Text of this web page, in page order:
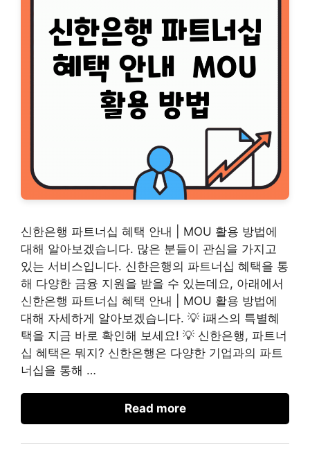
신한은행 파트너십 혜택 안내 | MOU 활용 방법에
대해 알아보겠습니다. 많은 분들이 관심을 가지고
있는 서비스입니다. 신한은행의 파트너십 혜택을 통
해 다양한 금융 지원을 받을 수 있는데요, 아래에서
신한은행 파트너십 혜택 안내 | MOU 활용 방법에
대해 자세하게 알아보겠습니다. 💡 i패스의 특별혜
택을 지금 바로 확인해 보세요! 💡 신한은행, 파트너
십 혜택은 뭐지? 신한은행은 다양한 기업과의 파트
너십을 통해 …
Read more